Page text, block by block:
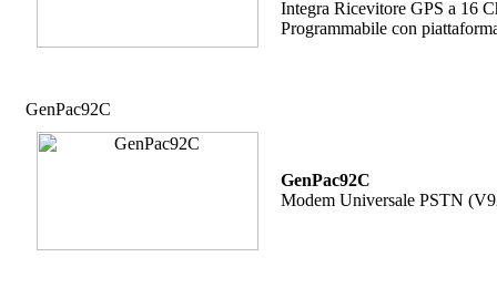
Integra Ricevitore GPS a 16
Programmabile con
GenPac92C
GenPac92C
Modem Universale PSTN